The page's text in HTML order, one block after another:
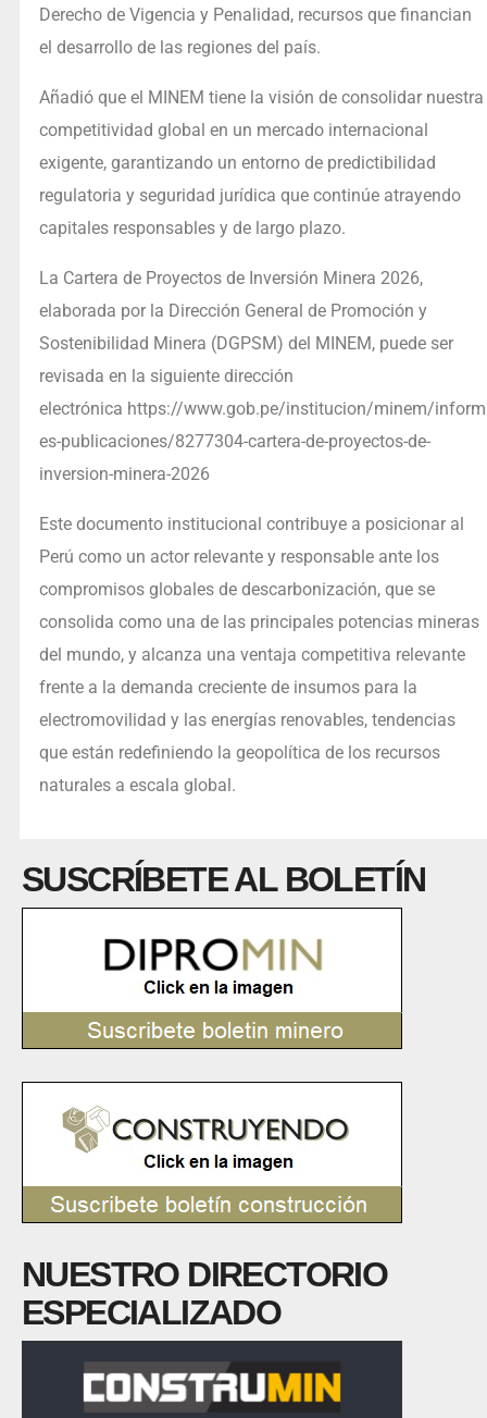
Derecho de Vigencia y Penalidad, recursos que financian
el desarrollo de las regiones del país.
Añadió que el MINEM tiene la visión de consolidar nuestra
competitividad global en un mercado internacional
exigente, garantizando un entorno de predictibilidad
regulatoria y seguridad jurídica que continúe atrayendo
capitales responsables y de largo plazo.
La Cartera de Proyectos de Inversión Minera 2026,
elaborada por la Dirección General de Promoción y
Sostenibilidad Minera (DGPSM) del MINEM, puede ser
revisada en la siguiente dirección
electrónica https://www.gob.pe/institucion/minem/inform
es-publicaciones/8277304-cartera-de-proyectos-de-
inversion-minera-2026
Este documento institucional contribuye a posicionar al
Perú como un actor relevante y responsable ante los
compromisos globales de descarbonización, que se
consolida como una de las principales potencias mineras
del mundo, y alcanza una ventaja competitiva relevante
frente a la demanda creciente de insumos para la
electromovilidad y las energías renovables, tendencias
que están redefiniendo la geopolítica de los recursos
naturales a escala global.
SUSCRÍBETE AL BOLETÍN
NUESTRO DIRECTORIO
ESPECIALIZADO